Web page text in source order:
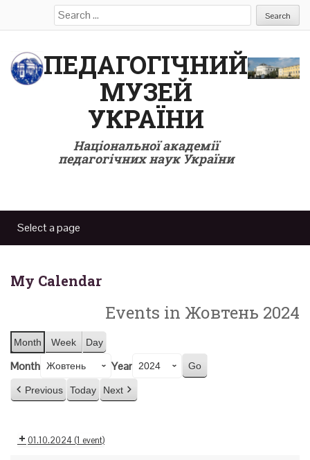
Search
for:
ПЕДАГОГІЧНИЙ
МУЗЕЙ
УКРАЇНИ
Національної академії
педагогічних наук України
My Calendar
Events in Жовтень 2024
Month Week Day
Month Year
Previous Today Next
01.10.2024(1 event)